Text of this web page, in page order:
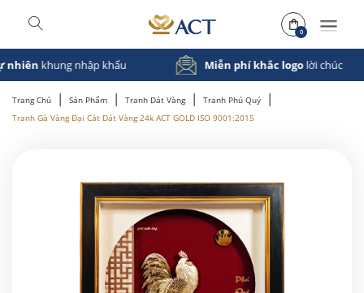
0
Miễn phí khắc logo lời chúc Bảo hànhđến
Trang Chủ | Sản Phẩm | Tranh Dát Vàng | Tranh Phú Quý |
Tranh Gà Vàng Đại Cát Dát Vàng 24k ACT GOLD ISO 9001:2015